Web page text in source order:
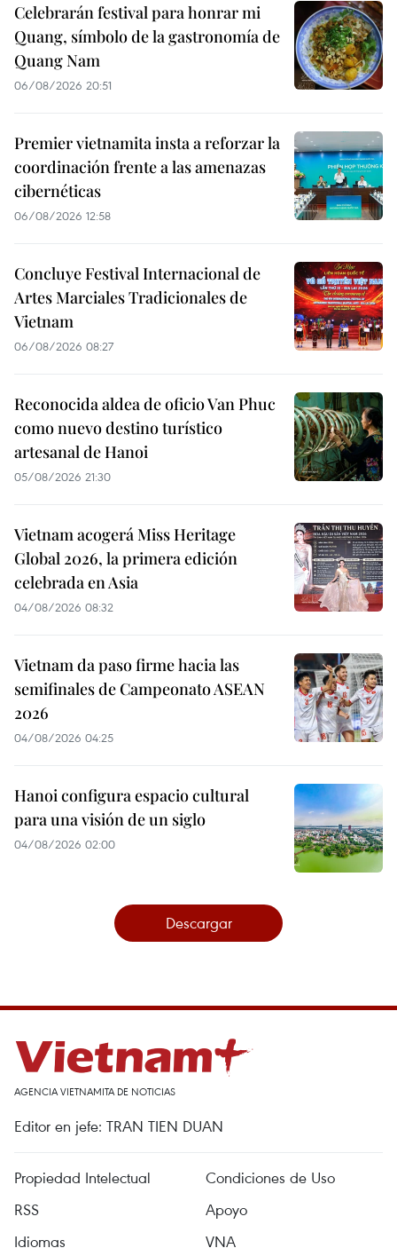
Celebrarán festival para honrar mi
Quang, símbolo de la gastronomía de
Quang Nam
06/08/2026 20:51
Premier vietnamita insta a reforzar la
coordinación frente a las amenazas
cibernéticas
06/08/2026 12:58
Concluye Festival Internacional de
Artes Marciales Tradicionales de
Vietnam
06/08/2026 08:27
Reconocida aldea de oficio Van Phuc
como nuevo destino turístico
artesanal de Hanoi
05/08/2026 21:30
Vietnam acogerá Miss Heritage
Global 2026, la primera edición
celebrada en Asia
04/08/2026 08:32
Vietnam da paso firme hacia las
semifinales de Campeonato ASEAN
2026
04/08/2026 04:25
Hanoi configura espacio cultural
para una visión de un siglo
04/08/2026 02:00
Descargar
AGENCIA VIETNAMITA DE NOTICIAS
Editor en jefe: TRAN TIEN DUAN
Propiedad Intelectual
Condiciones de Uso
RSS
Apoyo
Idiomas
VNA